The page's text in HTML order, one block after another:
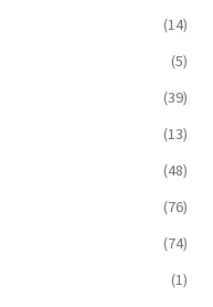
(14)
(5)
(39)
(13)
(48)
(76)
(74)
(1)